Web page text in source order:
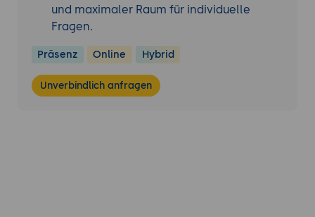
und maximaler Raum für individuelle
Fragen.
Präsenz Online Hybrid
Unverbindlich anfragen